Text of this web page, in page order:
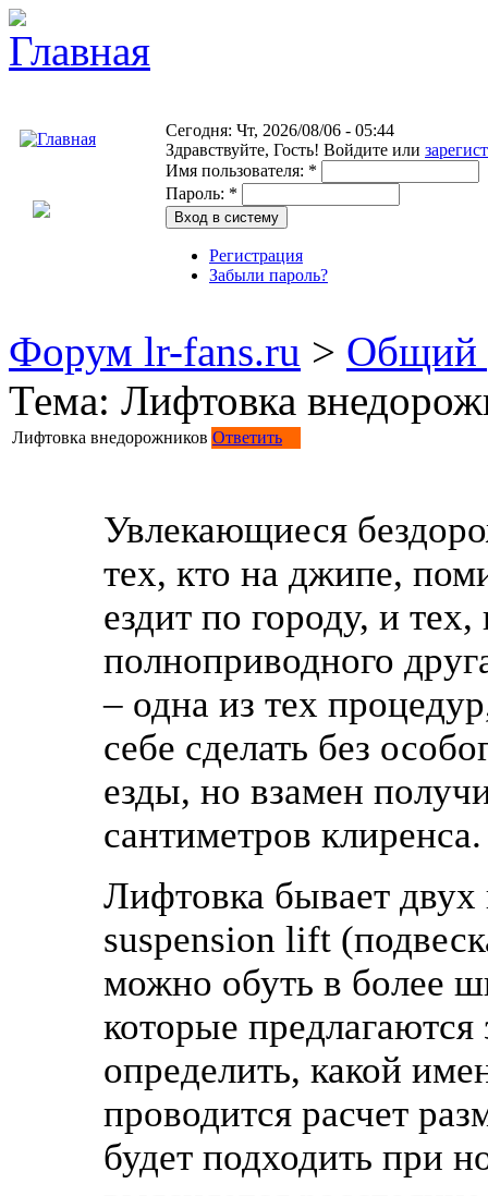
Сегодня: Чт, 2026/08/06 - 05:44
Здравствуйте, Гость! Войдите или
Имя пользователя: *
Пароль: *
Регистрация
Забыли пароль?
Форум lr-fans.ru > Общий
Тема: Лифтовка
Лифтовка внедорожников Ответить
Увлекающиеся
тех, кто на джипе,
ездит по городу, и
полноприводного
– одна из тех
себе сделать без
езды, но взамен
сантиметров клиренса.
Лифтовка бывает
suspension lift
можно обуть в более
которые
определить, какой
проводится расчет
будет подходить при